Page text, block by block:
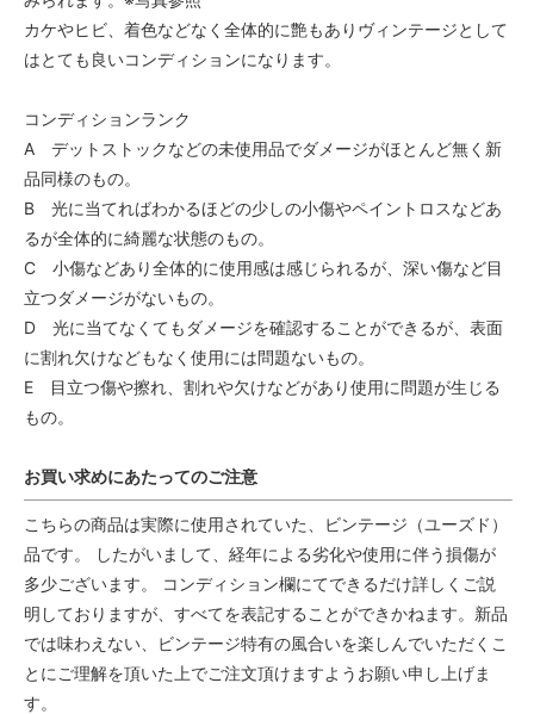
カケやヒビ、着色などなく全体的に艶もありヴィンテージとして
はとても良いコンディションになります。
コンディションランク
A デットストックなどの未使用品でダメージがほとんど無く新
品同様のもの。
B 光に当てればわかるほどの少しの小傷やペイントロスなどあ
るが全体的に綺麗な状態のもの。
C 小傷などあり全体的に使用感は感じられるが、深い傷など目
立つダメージがないもの。
D 光に当てなくてもダメージを確認することができるが、表面
に割れ欠けなどもなく使用には問題ないもの。
E 目立つ傷や擦れ、割れや欠けなどがあり使用に問題が生じる
もの。
お買い求めにあたってのご注意
こちらの商品は実際に使用されていた、ビンテージ（ユーズド）
品です。 したがいまして、経年による劣化や使用に伴う損傷が
多少ございます。 コンディション欄にてできるだけ詳しくご説
明しておりますが、すべてを表記することができかねます。新品
では味わえない、ビンテージ特有の風合いを楽しんでいただくこ
とにご理解を頂いた上でご注文頂けますようお願い申し上げま
す。